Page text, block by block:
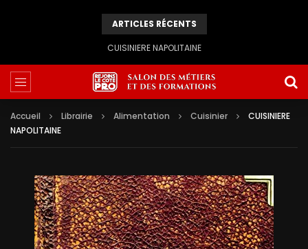
ARTICLES RÉCENTS
CUISINIERE NAPOLITAINE
Accueil Librairie Alimentation Cuisinier
CUISINIERE
NAPOLITAINE